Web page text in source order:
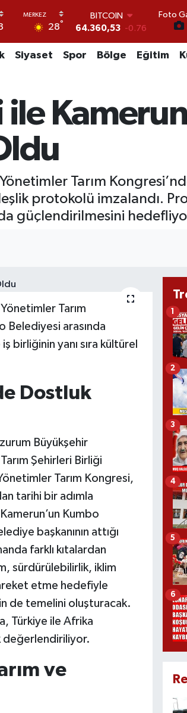
28°
BITCOIN
64.360,53 -0.76
47,7143 0.16
GRAM ALTIN
Foto
Siyaset Spor Bölge Eğitim
Tarım
protokolü imzalandı.
güçlendirilmesini
Tarım
Belediyesi arasında
birliğinin yanı sıra kültürel
Dostluk
Büyükşehir
Şehirleri Birliği
Tarım Kongresi,
tarihi bir adımla
Kumbo
başkanının attığı
farklı kıtalardan
sürdürülebilirlik, iklim
etme hedefiyle
de temelini oluşturacak.
Türkiye ile Afrika
değerlendiriliyor.
ve
1
2
3
4
5
6